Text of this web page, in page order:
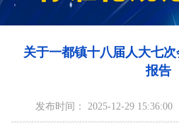
关于一都镇十八届人大七
报告
发布时间： 2025-12-29 15:36:00